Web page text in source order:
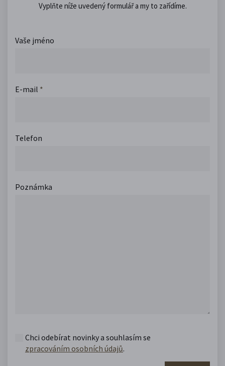
Vyplňte níže uvedený formulář a my to zařídíme.
Vaše jméno
E-mail *
Telefon
Poznámka
Chci odebírat novinky a souhlasím se
zpracováním osobních údajů.